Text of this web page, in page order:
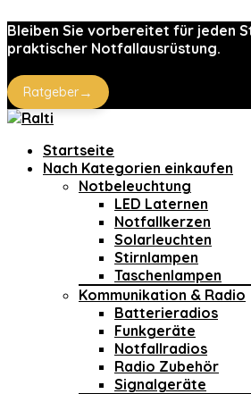
Bleiben Sie vorbereitet für jeden
praktischer Notfallausrüstung.
Ratgeber→
Startseite
Nach Kategorien einkaufen
Notbeleuchtung
LED Laternen
Notfallkerzen
Solarleuchten
Stirnlampen
Taschenlampen
Kommunikation & Radio
Batterieradios
Funkgeräte
Notfallradios
Radio Zubehör
Signalgeräte